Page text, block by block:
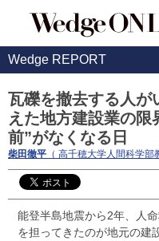
Wedge REPORT
瓦礫を撤去する人
えた地方建設業の限
前”がなくなる日
柴田徹平 （ 高千穂大学人間科学部
能登半島地震から2年、人
を担ってきたのが地元の建